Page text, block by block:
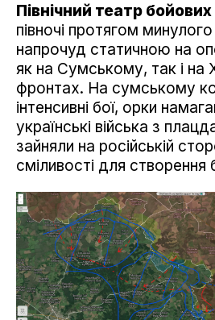
Північний театр бойових
півночі протягом
напрочуд статичною на
як на Сумському, так і на
фронтах. На сумському
інтенсивні бої, орки
українські війська з
зайняли на російській
сміливості для створення